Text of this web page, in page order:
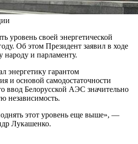
уровень своей энергетической
Об этом Президент заявил в ходе
народу и парламенту.
энергетику гарантом
и основой самодостаточности
ввод Белорусской АЭС значительно
независимость.
этот уровень еще выше», —
Лукашенко.